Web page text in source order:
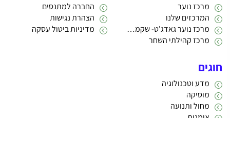
מרכז נוער
המרכזים שלנו
מרכז נוער גאדג'ט- שקמה 22
מרכז קהילתי השחר
החברה למתנסים
הצהרת נגישות
מדיניות ביטול עסקה
חוגים
מדע וטכנולוגיה
מוסיקה
מחול ותנועה
אומנות